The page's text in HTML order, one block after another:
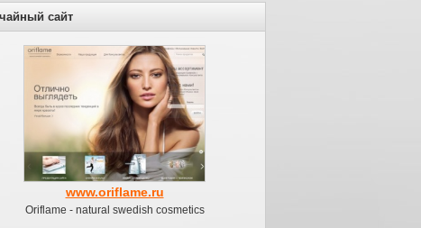
сайт
www.oriflame.ru
Oriflame - natural swedish cosmetics